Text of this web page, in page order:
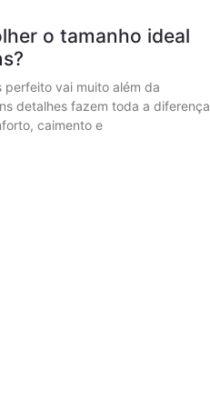
o tamanho ideal
perfeito vai muito além da
detalhes fazem toda a diferença
caimento e